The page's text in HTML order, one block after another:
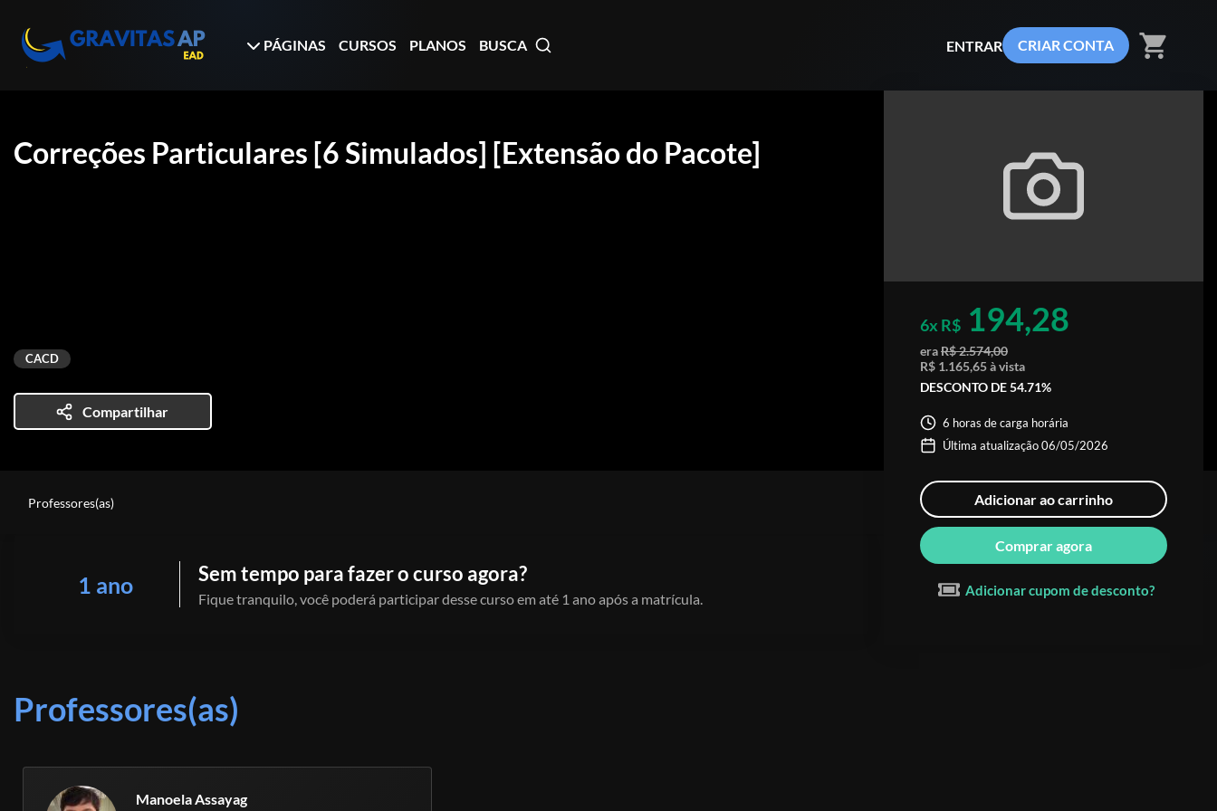
PÁGINAS CURSOS PLANOS BUSCA ENTRAR CRIAR CONTA shopping_cart
Correções Particulares [6 Simulados] [Extensão do Pacote]
CACD
Compartilhar
Professores(as)
1 ano Sem tempo para fazer o curso agora?
Fique tranquilo, você poderá participar desse curso em até 1 ano após a matrícula.
Professores(as)
Manoela Assayag
6x R$ 194,28
eraR$ 2.574,00
R$ 1.165,65 à vista
DESCONTO DE 54.71%
6 horas de carga horária
Última atualização 06/05/2026
Adicionar ao carrinho
Comprar agora
Adicionar cupom de desconto?